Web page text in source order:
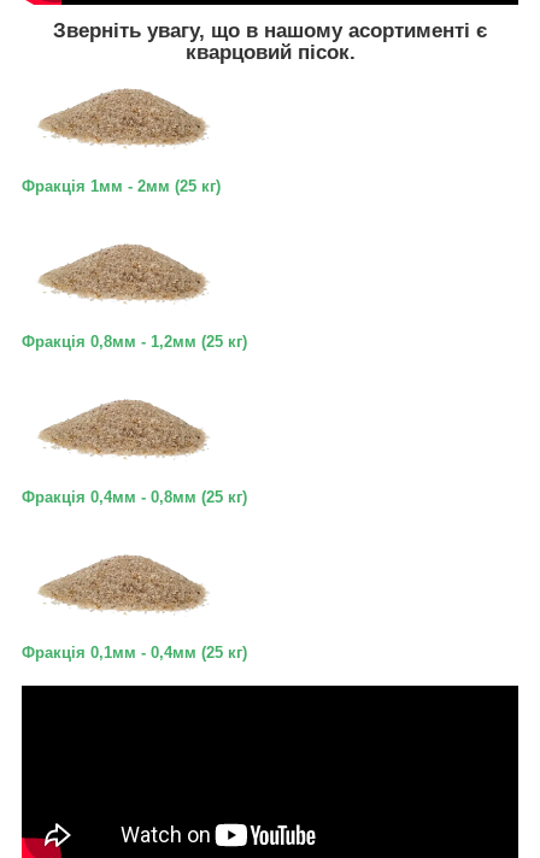
Зверніть увагу, що в нашому асортименті є
кварцовий пісок.
Фракція 1мм - 2мм (25 кг)
Фракція 0,8мм - 1,2мм (25 кг)
Фракція 0,4мм - 0,8мм (25 кг)
Фракція 0,1мм - 0,4мм (25 кг)